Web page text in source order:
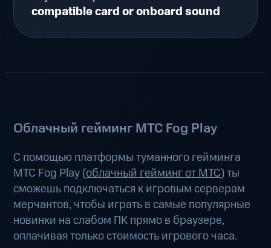
compatible card or onboard sound
Облачный гейминг МТС Fog Play
С помощью платформы туманного гейминга
МТС Fog Play (облачный гейминг от МТС) ты
сможешь подключаться к игровым серверам
мерчантов, чтобы играть в самые популярные
новинки на слабом ПК прямо в браузере,
оплачивая только стоимость игрового часа.